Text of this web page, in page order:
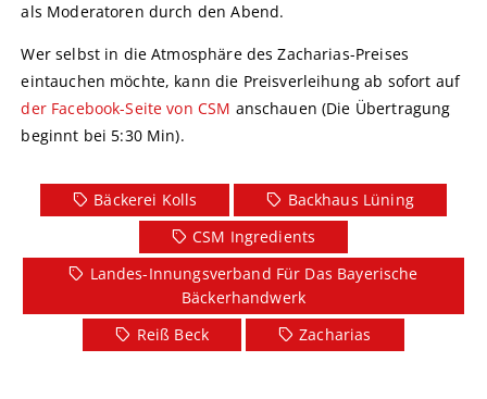
als Moderatoren durch den Abend.
Wer selbst in die Atmosphäre des Zacharias-Preises
eintauchen möchte, kann die Preisverleihung ab sofort auf
der Facebook-Seite von CSM anschauen (Die Übertragung
beginnt bei 5:30 Min).
Bäckerei Kolls
Backhaus Lüning
CSM Ingredients
Landes-Innungsverband Für Das Bayerische
Bäckerhandwerk
Reiß Beck
Zacharias